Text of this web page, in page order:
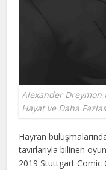
Alexander Dreymon
Hayat ve Daha
Hayran
tavırlarıyla bilinen
2019 Stuttgart Comic